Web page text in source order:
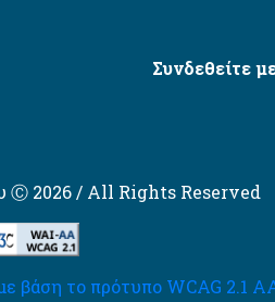
Συνδεθείτε
Ⓒ 2026 / All Rights Reserved
το πρότυπο WCAG 2.1